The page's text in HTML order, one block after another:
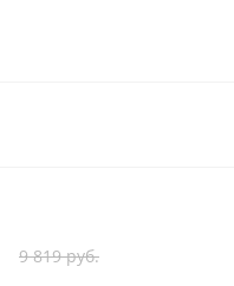
9 819 руб.